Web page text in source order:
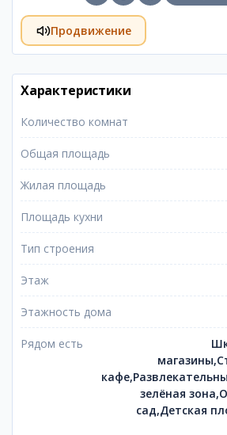
Продвижение
Характеристики
Количество комнат
Общая площадь
Жилая площадь
Площадь кухни
Тип строения
Этаж
Этажность дома
Рядом есть
зелёная
сад,Детская